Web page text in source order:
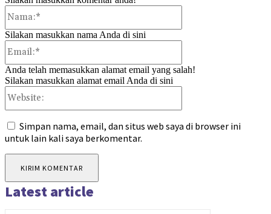
Silakan masukkan nama Anda di sini
Anda telah memasukkan alamat email yang salah!
Silakan masukkan alamat email Anda di sini
Simpan nama, email, dan situs web saya di browser ini
untuk lain kali saya berkomentar.
Latest article